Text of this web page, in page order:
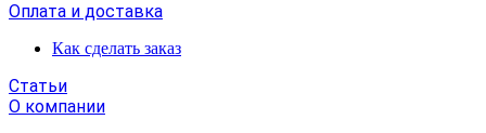
Оплата и доставка
Как сделать заказ
Статьи
О компании